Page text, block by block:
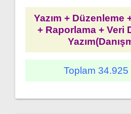
Yazım + Düzenleme
+ Raporlama + Veri
Toplam 34.925